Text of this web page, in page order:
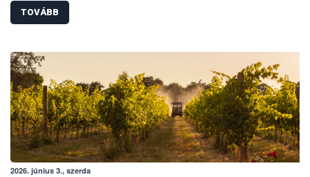
főállatorvos azonnali hatósági intézkedéseket rendelt el a betegség
további terjedésének megakadályozása érdekében. Az eset kiemelt
házi sertésekben. A hatóság a sertéstartókat a járványvédelmi
szigorú betartására kéri.
TOVÁBB
2026. június 3., szerda